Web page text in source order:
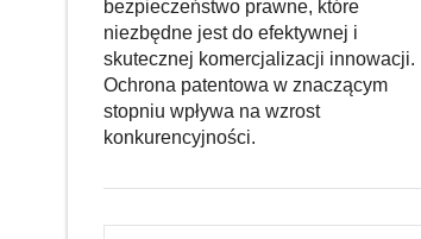
bezpieczeństwo prawne, które
niezbędne jest do efektywnej i
skutecznej komercjalizacji innowacji.
Ochrona patentowa w znaczącym
stopniu wpływa na wzrost
konkurencyjności.